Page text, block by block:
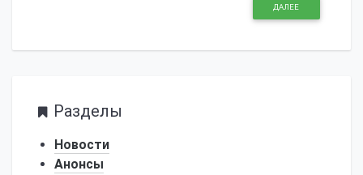
ДАЛЕЕ
Разделы
Новости
Анонсы